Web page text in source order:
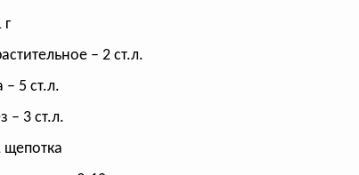
– 2 ст.л.
5 ст.л.
– 3 ст.л.
щепотка